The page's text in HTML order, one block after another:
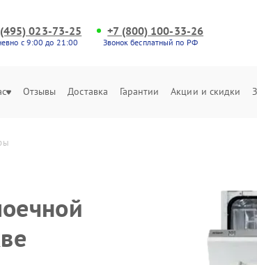
023-73-25
с 9:00 до 21:00
+7 (800) 100-33-26
Звонок бесплатный по РФ
Отзывы Доставка Гарантии Акции и скидки